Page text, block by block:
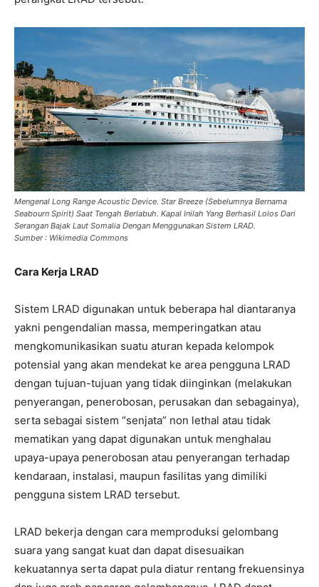
Mengenal Long Range Acoustic Device. Star Breeze (Sebelumnya Bernama
Seabourn Spirit) Saat Tengah Berlabuh. Kapal Inilah Yang Berhasil Lolos Dari
Serangan Bajak Laut Somalia Dengan Menggunakan Sistem LRAD.
Sumber : Wikimedia Commons
Cara Kerja LRAD
Sistem LRAD digunakan untuk beberapa hal diantaranya
yakni pengendalian massa, memperingatkan atau
mengkomunikasikan suatu aturan kepada kelompok
potensial yang akan mendekat ke area pengguna LRAD
dengan tujuan-tujuan yang tidak diinginkan (melakukan
penyerangan, penerobosan, perusakan dan sebagainya),
serta sebagai sistem “senjata” non lethal atau tidak
mematikan yang dapat digunakan untuk menghalau
upaya-upaya penerobosan atau penyerangan terhadap
kendaraan, instalasi, maupun fasilitas yang dimiliki
pengguna sistem LRAD tersebut.
LRAD bekerja dengan cara memproduksi gelombang
suara yang sangat kuat dan dapat disesuaikan
kekuatannya serta dapat pula diatur rentang frekuensinya